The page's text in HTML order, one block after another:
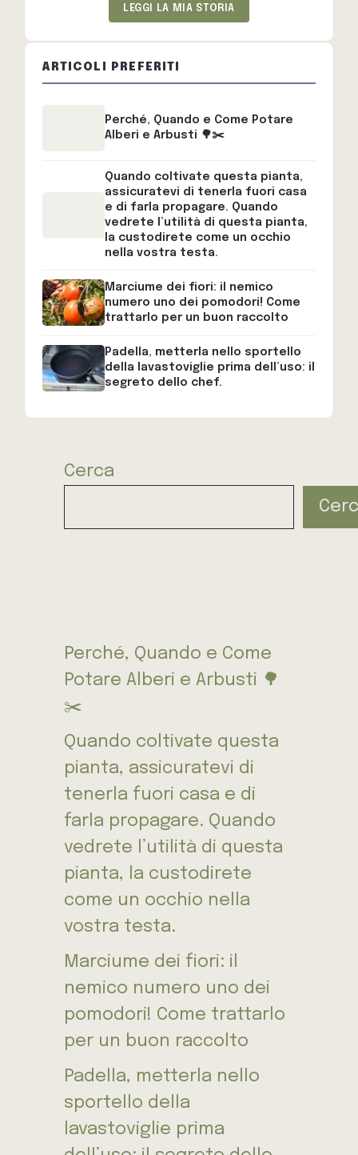
LEGGI LA MIA STORIA
ARTICOLI PREFERITI
Perché, Quando e Come Potare
Alberi e Arbusti 🌳✂️
Quando coltivate questa pianta,
assicuratevi di tenerla fuori casa
e di farla propagare. Quando
vedrete l’utilità di questa pianta,
la custodirete come un occhio
nella vostra testa.
Marciume dei fiori: il nemico
numero uno dei pomodori! Come
trattarlo per un buon raccolto
Padella, metterla nello sportello
della lavastoviglie prima dell’uso: il
segreto dello chef.
Cerca
Perché, Quando e Come
Potare Alberi e Arbusti 🌳
✂️
Quando coltivate questa
pianta, assicuratevi di
tenerla fuori casa e di
farla propagare. Quando
vedrete l’utilità di questa
pianta, la custodirete
come un occhio nella
vostra testa.
Marciume dei fiori: il
nemico numero uno dei
pomodori! Come trattarlo
per un buon raccolto
Padella, metterla nello
sportello della
lavastoviglie prima